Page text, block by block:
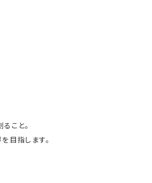
こと。
目指します。